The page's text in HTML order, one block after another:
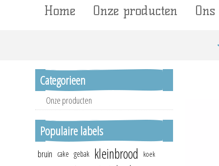
Home Onze producten
Categorieen
Onze producten
Populaire labels
bruin cake gebak kleinbrood
koek